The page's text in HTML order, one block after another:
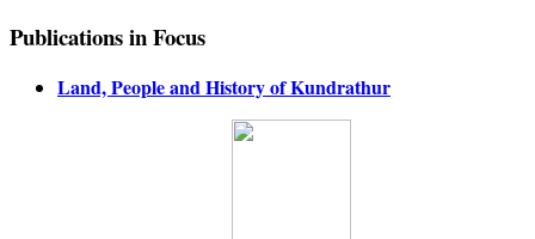
Publications in Focus
Land, People and History of Kundrathur